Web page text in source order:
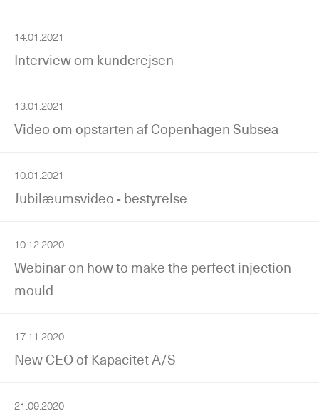
14.01.2021
Interview om kunderejsen
13.01.2021
Video om opstarten af Copenhagen Subsea
10.01.2021
Jubilæumsvideo - bestyrelse
10.12.2020
Webinar on how to make the perfect injection
mould
17.11.2020
New CEO of Kapacitet A/S
21.09.2020